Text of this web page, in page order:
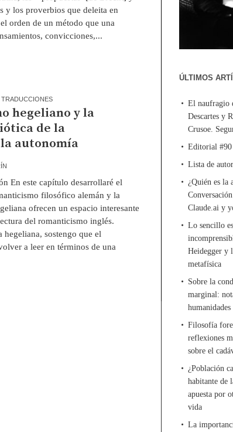
y los proverbios que deleita en
orden de un método que una
convicciones,...
TRADUCCIONES
hegeliano y la
de la
autonomía
En este capítulo desarrollaré el
filosófico alemán y la
ofrecen un espacio interesante
del romanticismo inglés.
hegeliana, sostengo que el
a leer en términos de una
ÚLTIMOS
El naufragio
Descartes y
Crusoe.
Editorial #90
Lista de
¿Quién es la
Claude.ai y
Lo sencillo
Heidegger y
metafísica
Sobre la
marginal:
humanidades
Filosofía
reflexiones
sobre el
¿Población
habitante de
apuesta por
vida
La